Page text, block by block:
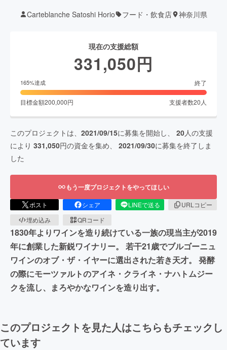
Carteblanche Satoshi Horio フード・飲食店 神奈川県
現在の支援総額
331,050円
165%達成 終了
目標金額200,000円 支援者数20 人
このプロジェクトは、 2021/09/15に募集を開始し、 20人の支援
により 331,050円の資金を集め、 2021/09/30に募集を終了しま
した
もう一度プロジェクトをやってほしい
ポスト シェア LINEで送る
URLコピー
埋め込み
QRコード
1830年よりワインを造り続けている一族の現当主が2019
年に創業した新鋭ワイナリー。 若干21歳でブルゴーニュ
ワインのオブ・ザ・イヤーに選出された若き天才。 発酵
の際にモーツァルトのアイネ・クライネ・ナハトムジー
クを流し、まろやかなワインを造り出す。
このプロジェクトを見た人はこちらもチェックし
ています